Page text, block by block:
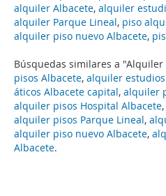
Búsquedas similares a
pisos Albacete, alquiler
áticos Albacete capital, alquiler
alquiler pisos Hospital Albacete,
alquiler pisos Parque Lineal,
alquiler piso nuevo Albacete,
Albacete.
alquiler Albacete, alquiler
alquiler Parque Lineal, piso
alquiler piso nuevo Albacete,